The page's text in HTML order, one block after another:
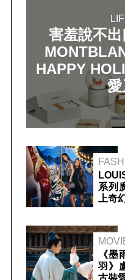
害羞說不
HAPPY
愛
系列
上奇
《墨
羽》
古裝